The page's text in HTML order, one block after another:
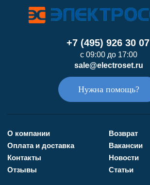
+7 (495) 926 30 07
с 09:00 до 17:00
sale@electroset.ru
Нужна помощь?
О компании
Оплата и доставка
Контакты
Отзывы
Возврат
Вакансии
Новости
Статьи